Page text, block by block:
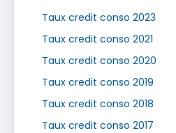
Taux credit conso 2023
Taux credit conso 2021
Taux credit conso 2020
Taux credit conso 2019
Taux credit conso 2018
Taux credit conso 2017